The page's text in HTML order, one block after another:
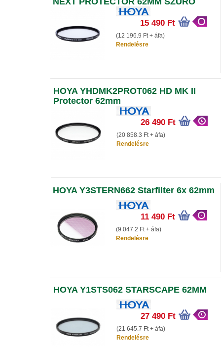
15 490 Ft
(12 196.9 Ft + áfa)
Rendelésre
HOYA YHDMK2PROT062 HD MK II
Protector 62mm
26 490 Ft
(20 858.3 Ft + áfa)
Rendelésre
HOYA Y3STERN662 Starfilter 6x 62mm
11 490 Ft
(9 047.2 Ft + áfa)
Rendelésre
HOYA Y1STS062 STARSCAPE 62MM
27 490 Ft
(21 645.7 Ft + áfa)
Rendelésre